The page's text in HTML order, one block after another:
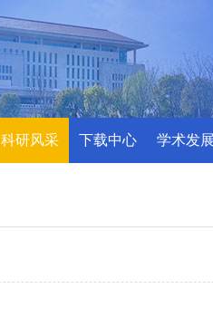
科研风采 下载中心 学术发